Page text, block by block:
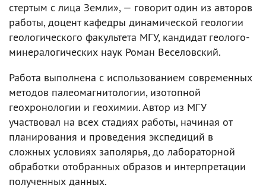
стертым с лица Земли», — говорит один из авторов
работы, доцент кафедры динамической геологии
геологического факультета МГУ, кандидат геолого-
минералогических наук Роман Веселовский.
Работа выполнена с использованием современных
методов палеомагнитологии, изотопной
геохронологии и геохимии. Автор из МГУ
участвовал на всех стадиях работы, начиная от
планирования и проведения экспедиций в
сложных условиях заполярья, до лабораторной
обработки отобранных образов и интерпретации
полученных данных.